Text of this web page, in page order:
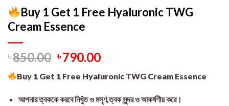
Buy 1 Get 1 Free Hyaluronic TWG
Cream Essence
৳850.00 ৳790.00
Buy 1 Get 1 Free Hyaluronic TWG Cream Essence
আপনার ত্বককে করবে নিখুঁত ও মসৃণ,ত্বক সুন্দর ও আকর্ষণীয় করে।